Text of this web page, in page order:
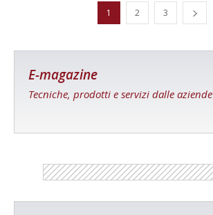
1 2 3
E-magazine
Tecniche, prodotti e servizi dalle aziende